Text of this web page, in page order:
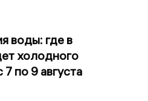
воды: где в
холодного
по 9 августа